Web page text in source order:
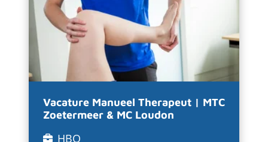
Vacature Manueel Therapeut | MTC
Zoetermeer & MC Loudon
HBO